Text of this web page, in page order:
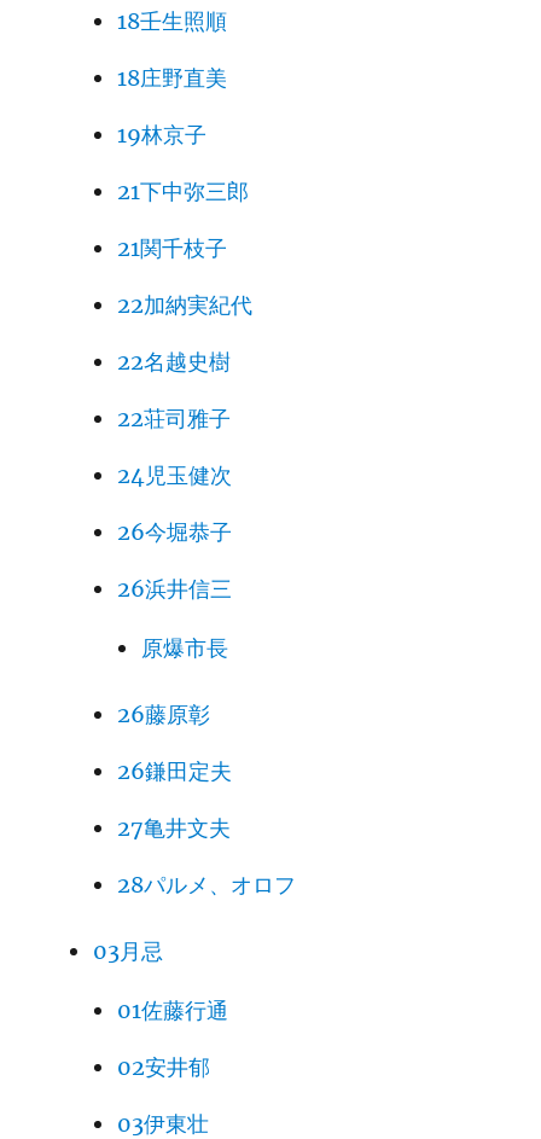
18壬生照順
18庄野直美
19林京子
21下中弥三郎
21関千枝子
22加納実紀代
22名越史樹
22荘司雅子
24児玉健次
26今堀恭子
26浜井信三
原爆市長
26藤原彰
26鎌田定夫
27亀井文夫
28パルメ、オロフ
03月忌
01佐藤行通
02安井郁
03伊東壮